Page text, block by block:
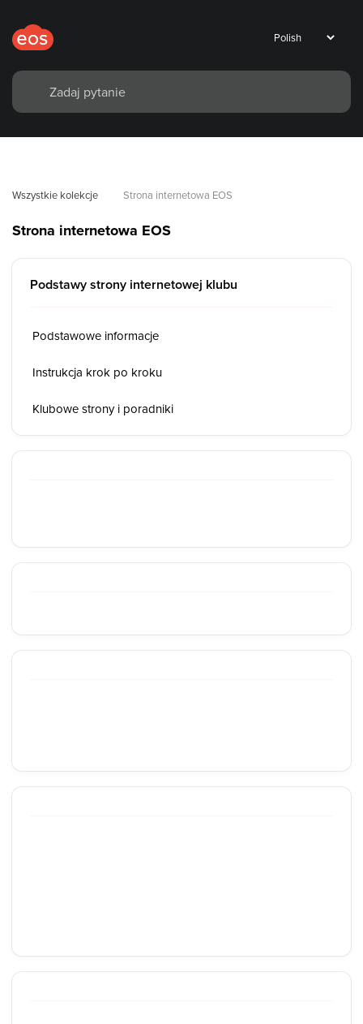
Wszystkie kolekcje Strona internetowa EOS
Strona internetowa EOS
Podstawy strony internetowej klubu
Podstawowe informacje
Instrukcja krok po kroku
Klubowe strony i poradniki